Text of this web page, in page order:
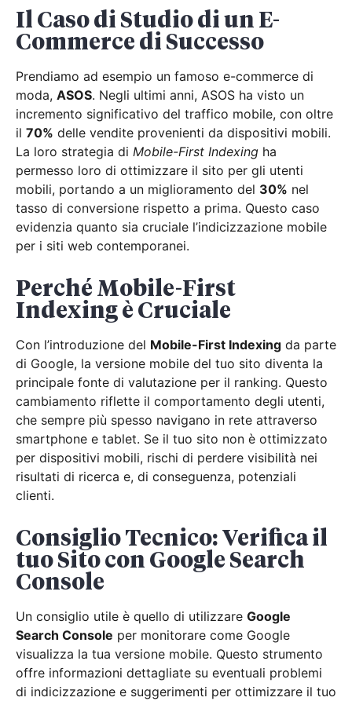
Il Caso di Studio di un E-
Commerce di Successo
Prendiamo ad esempio un famoso e-commerce di
moda, ASOS. Negli ultimi anni, ASOS ha visto un
incremento significativo del traffico mobile, con oltre
il 70% delle vendite provenienti da dispositivi mobili.
La loro strategia di Mobile-First Indexing ha
permesso loro di ottimizzare il sito per gli utenti
mobili, portando a un miglioramento del 30% nel
tasso di conversione rispetto a prima. Questo caso
evidenzia quanto sia cruciale l’indicizzazione mobile
per i siti web contemporanei.
Perché Mobile-First
Indexing è Cruciale
Con l’introduzione del Mobile-First Indexing da parte
di Google, la versione mobile del tuo sito diventa la
principale fonte di valutazione per il ranking. Questo
cambiamento riflette il comportamento degli utenti,
che sempre più spesso navigano in rete attraverso
smartphone e tablet. Se il tuo sito non è ottimizzato
per dispositivi mobili, rischi di perdere visibilità nei
risultati di ricerca e, di conseguenza, potenziali
clienti.
Consiglio Tecnico: Verifica il
tuo Sito con Google Search
Console
Un consiglio utile è quello di utilizzare Google
Search Console per monitorare come Google
visualizza la tua versione mobile. Questo strumento
offre informazioni dettagliate su eventuali problemi
di indicizzazione e suggerimenti per ottimizzare il tuo